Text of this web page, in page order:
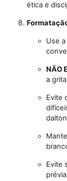
ética e
Use
NÃO
a
Evite
Evite